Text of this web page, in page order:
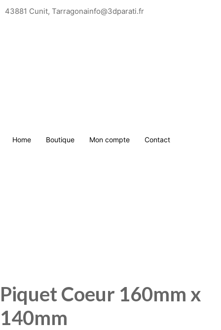
43881 Cunit, Tarragonainfo@3dparati.fr
Home Boutique Mon compte Contact
Piquet Coeur 160mm x
140mm